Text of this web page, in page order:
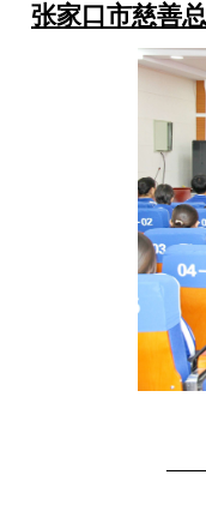
张家口市慈善
——张家